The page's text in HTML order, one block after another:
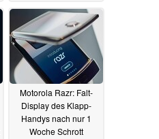
Motorola Razr: Falt-
Display des Klapp-
Handys nach nur 1
Woche Schrott